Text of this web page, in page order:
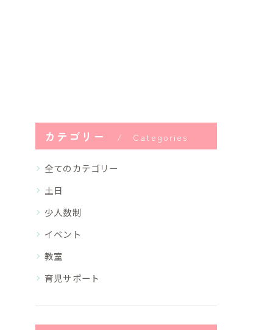
カテゴリー Categories
全てのカテゴリー
土日
少人数制
イベント
教室
育児サポート